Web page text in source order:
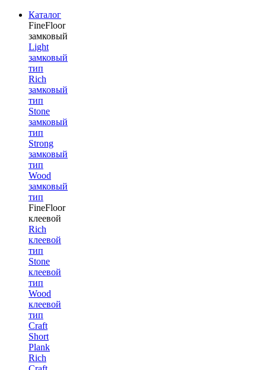
Каталог
FineFloor
замковый
Light
замковый
тип
Rich
замковый
тип
Stone
замковый
тип
Strong
замковый
тип
Wood
замковый
тип
FineFloor
клеевой
Rich
клеевой
тип
Stone
клеевой
тип
Wood
клеевой
тип
Craft
Short
Plank
Rich